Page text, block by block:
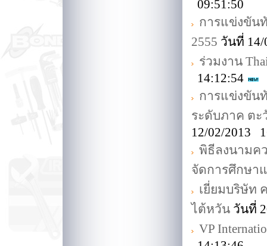
09:51:50
การแข่งขัน
2555 วันที่ 14/
ร่วมงาน
14:12:54
การแข่งขัน
ระดับภาค ตะ
12/02/2013
พิธีลงนามค
จัดการศึกษา
เยี่ยมบริษัท
ไต้หวัน วันที่
VP